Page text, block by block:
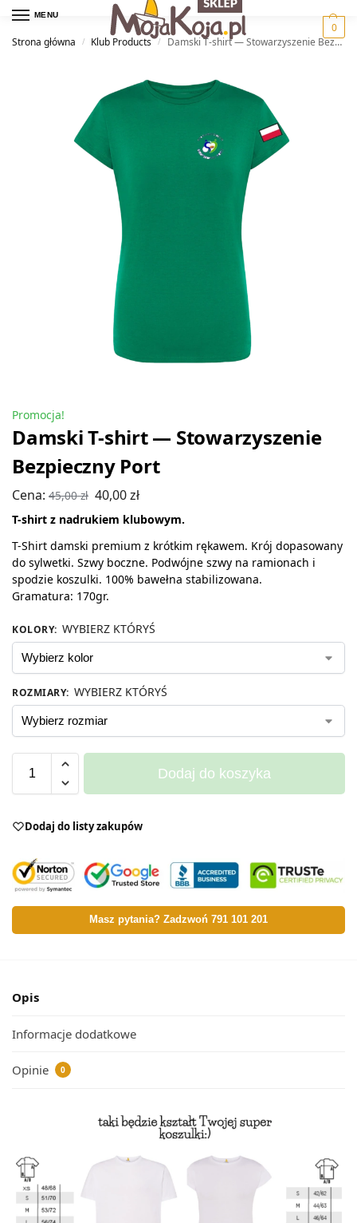
MENU
0
Strona główna
/ Klub Products / Damski T-shirt — Stowarzyszenie Bezpieczny Port
Promocja!
Damski T-shirt — Stowarzyszenie
Bezpieczny Port
Cena: 45,00zł 40,00zł
T-shirt z nadrukiem klubowym.
T-Shirt damski premium z krótkim rękawem. Krój dopasowany
do sylwetki. Szwy boczne. Podwójne szwy na ramionach i
spodzie koszulki. 100% bawełna stabilizowana.
Gramatura: 170gr.
KOLORY: WYBIERZ KTÓRYŚ
ROZMIARY: WYBIERZ KTÓRYŚ
Dodaj do koszyka
Dodaj do listy zakupów
Masz pytania? Zadzwoń 791 101 201
Opis
Informacje dodatkowe
Opinie 0